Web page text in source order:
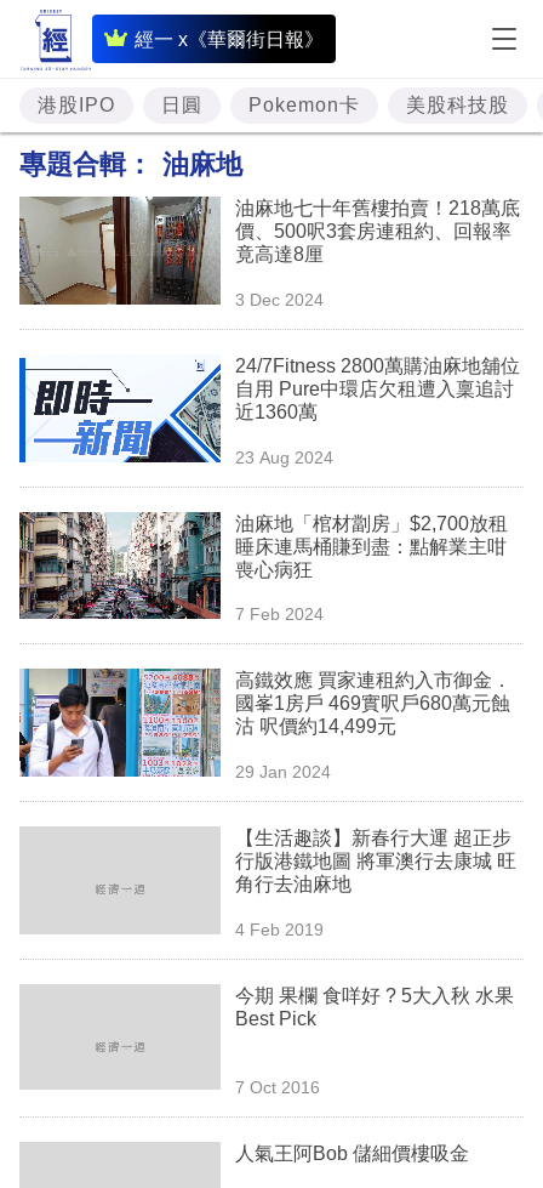
經一 x《華爾街日報》
即
時
財
經
題
投
資
理
商
業
科
技
職
場
生
欄
區
港股IPO 日圓 Pokemon卡 美股科技股
專題合輯： 油麻地
油麻地七十年舊樓拍賣！218萬底
價、500呎3套房連租約、回報率
竟高達8厘
3 Dec 2024
24/7Fitness 2800萬購油麻地舖位
自用 Pure中環店欠租遭入稟追討
近1360萬
23 Aug 2024
油麻地「棺材劏房」$2,700放租
睡床連馬桶賺到盡：點解業主咁
喪心病狂
7 Feb 2024
高鐵效應 買家連租約入市御金．
國峯1房戶 469實呎戶680萬元蝕
沽 呎價約14,499元
29 Jan 2024
【生活趣談】新春行大運 超正步
行版港鐵地圖 將軍澳行去康城 旺
角行去油麻地
4 Feb 2019
今期 果欄 食咩好 ? 5大入秋 水果
Best Pick
7 Oct 2016
人氣王阿Bob 儲細價樓吸金